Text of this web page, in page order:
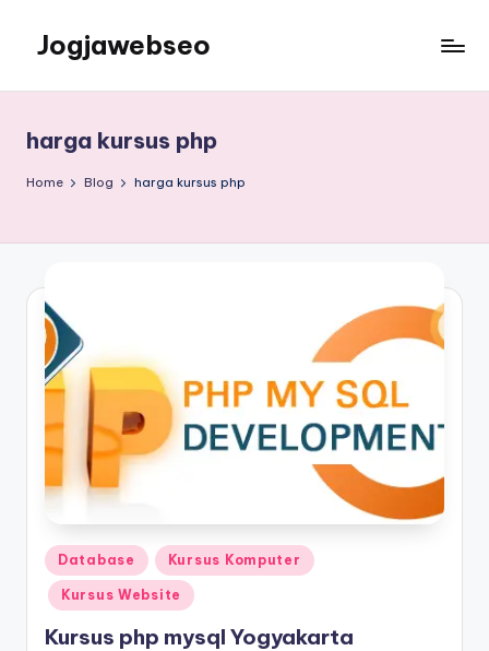
Jogjawebseo
harga kursus php
Home Blog harga kursus php
Database Kursus Komputer
Kursus Website
Kursus php mysql Yogyakarta